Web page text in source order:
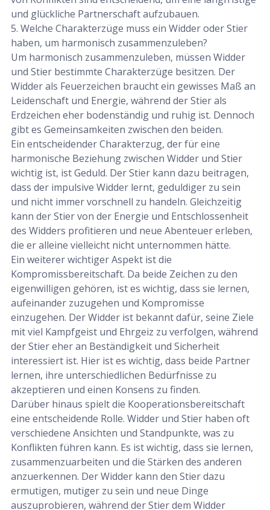
und glückliche Partnerschaft aufzubauen.
5. Welche Charakterzüge muss ein Widder oder Stier
haben, um harmonisch zusammenzuleben?
Um harmonisch zusammenzuleben, müssen Widder
und Stier bestimmte Charakterzüge besitzen. Der
Widder als Feuerzeichen braucht ein gewisses Maß an
Leidenschaft und Energie, während der Stier als
Erdzeichen eher bodenständig und ruhig ist. Dennoch
gibt es Gemeinsamkeiten zwischen den beiden.
Ein entscheidender Charakterzug, der für eine
harmonische Beziehung zwischen Widder und Stier
wichtig ist, ist Geduld. Der Stier kann dazu beitragen,
dass der impulsive Widder lernt, geduldiger zu sein
und nicht immer vorschnell zu handeln. Gleichzeitig
kann der Stier von der Energie und Entschlossenheit
des Widders profitieren und neue Abenteuer erleben,
die er alleine vielleicht nicht unternommen hätte.
Ein weiterer wichtiger Aspekt ist die
Kompromissbereitschaft. Da beide Zeichen zu den
eigenwilligen gehören, ist es wichtig, dass sie lernen,
aufeinander zuzugehen und Kompromisse
einzugehen. Der Widder ist bekannt dafür, seine Ziele
mit viel Kampfgeist und Ehrgeiz zu verfolgen, während
der Stier eher an Beständigkeit und Sicherheit
interessiert ist. Hier ist es wichtig, dass beide Partner
lernen, ihre unterschiedlichen Bedürfnisse zu
akzeptieren und einen Konsens zu finden.
Darüber hinaus spielt die Kooperationsbereitschaft
eine entscheidende Rolle. Widder und Stier haben oft
verschiedene Ansichten und Standpunkte, was zu
Konflikten führen kann. Es ist wichtig, dass sie lernen,
zusammenzuarbeiten und die Stärken des anderen
anzuerkennen. Der Widder kann den Stier dazu
ermutigen, mutiger zu sein und neue Dinge
auszuprobieren, während der Stier dem Widder